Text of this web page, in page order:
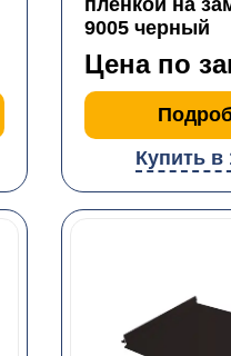
пленкой на
9005 черный
Цена по
Купить в